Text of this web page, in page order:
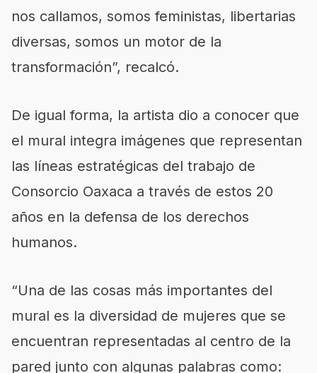
nos callamos, somos feministas, libertarias
diversas, somos un motor de la
transformación”, recalcó.
De igual forma, la artista dio a conocer que
el mural integra imágenes que representan
las líneas estratégicas del trabajo de
Consorcio Oaxaca a través de estos 20
años en la defensa de los derechos
humanos.
“Una de las cosas más importantes del
mural es la diversidad de mujeres que se
encuentran representadas al centro de la
pared junto con algunas palabras como: